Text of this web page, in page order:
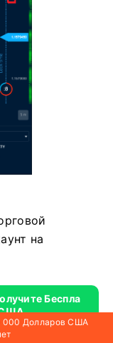
на
Беспла
США
000 Долларов США